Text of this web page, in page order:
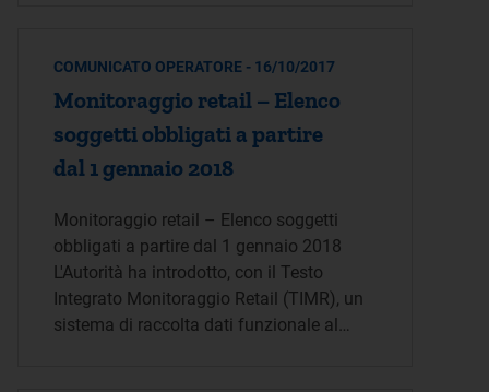
COMUNICATO OPERATORE - 16/10/2017
Monitoraggio retail – Elenco
soggetti obbligati a partire
dal 1 gennaio 2018
Monitoraggio retail – Elenco soggetti
obbligati a partire dal 1 gennaio 2018
L'Autorità ha introdotto, con il Testo
Integrato Monitoraggio Retail (TIMR), un
sistema di raccolta dati funzionale al…